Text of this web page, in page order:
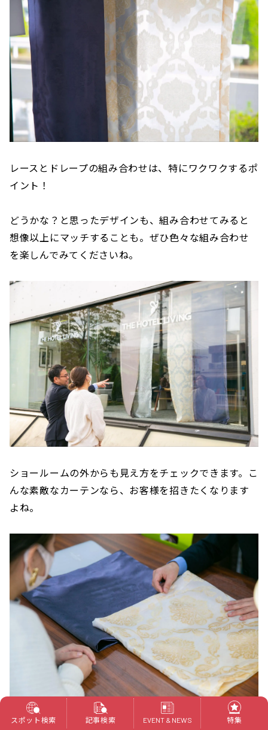
レースとドレープの組み合わせは、特にワクワクするポ
イント！
どうかな？と思ったデザインも、組み合わせてみると
想像以上にマッチすることも。ぜひ色々な組み合わせ
を楽しんでみてくださいね。
ショールームの外からも見え方をチェックできます。こ
んな素敵なカーテンなら、お客様を招きたくなります
よね。
スポット検索 記事検索 EVENT & NEWS 特集